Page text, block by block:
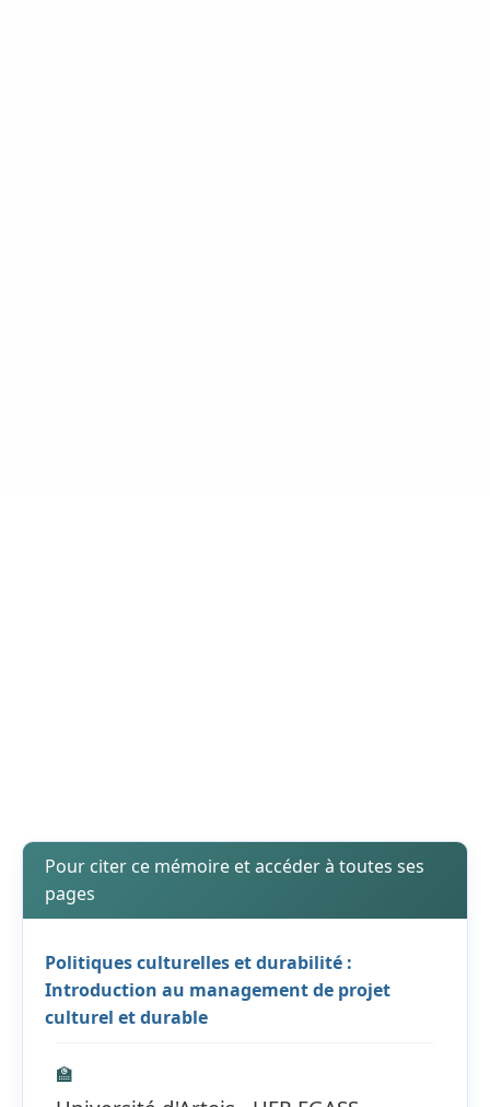
Pour citer ce mémoire et accéder à toutes ses
pages
Politiques culturelles et durabilité :
Introduction au management de projet
culturel et durable
🏫